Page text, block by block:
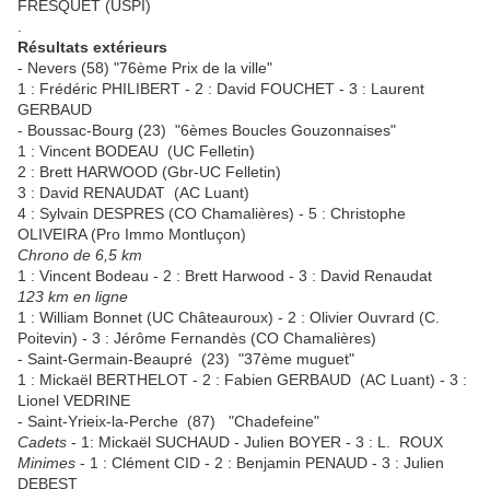
FRESQUET (USPI)
Résultats extérieurs
- Nevers (58) "76ème Prix de la ville"
1 : Frédéric PHILIBERT - 2 : David FOUCHET - 3 : Laurent
GERBAUD
- Boussac-Bourg (23) "6èmes Boucles Gouzonnaises"
1 : Vincent BODEAU (UC Felletin)
2 : Brett HARWOOD (Gbr-UC Felletin)
3 : David RENAUDAT (AC Luant)
4 : Sylvain DESPRES (CO Chamalières) - 5 : Christophe
OLIVEIRA (Pro Immo Montluçon)
Chrono de 6,5 km
1 : Vincent Bodeau - 2 : Brett Harwood - 3 : David Renaudat
123 km en ligne
1 : William Bonnet (UC Châteauroux) - 2 : Olivier Ouvrard (C.
Poitevin) - 3 : Jérôme Fernandès (CO Chamalières)
- Saint-Germain-Beaupré (23) "37ème muguet"
1 : Mickaël BERTHELOT - 2 : Fabien GERBAUD (AC Luant) - 3 :
Lionel VEDRINE
- Saint-Yrieix-la-Perche (87) "Chadefeine"
Cadets - 1: Mickaël SUCHAUD - Julien BOYER - 3 : L. ROUX
Minimes - 1 : Clément CID - 2 : Benjamin PENAUD - 3 : Julien
DEBEST